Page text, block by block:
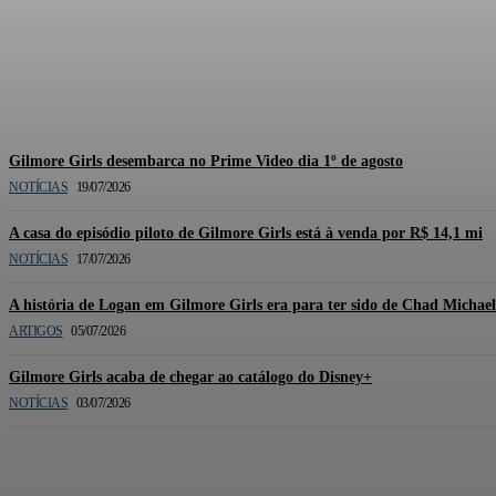
Gilmore Girls desembarca no Prime Video dia 1º de agosto
NOTÍCIAS 19/07/2026
A casa do episódio piloto de Gilmore Girls está à venda por R$ 14,1 mi
NOTÍCIAS 17/07/2026
A história de Logan em Gilmore Girls era para ter sido de Chad
ARTIGOS 05/07/2026
Gilmore Girls acaba de chegar ao catálogo do Disney+
NOTÍCIAS 03/07/2026